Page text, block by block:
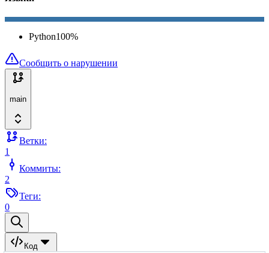
Python100%
Сообщить о нарушении
main
Ветки:
1
Коммиты:
2
Теги:
0
Код